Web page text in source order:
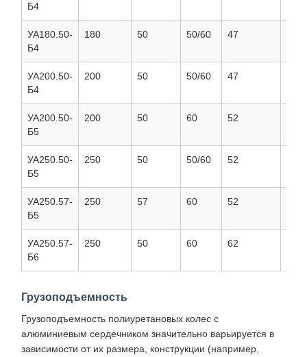
Б4
УА180.50-
Б4
180 50 50/60 47
УА200.50-
Б4
200 50 50/60 47
УА200.50-
Б5
200 50 60 52
УА250.50-
Б5
250 50 50/60 52
УА250.57-
Б5
250 57 60 52
УА250.57-
Б6
250 50 60 62
Грузоподъемность
Грузоподъемность полиуретановых колес с
алюминиевым сердечником значительно варьируется в
зависимости от их размера, конструкции (например,